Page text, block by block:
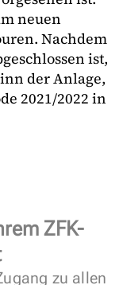
neuen
Nachdem
ist,
der Anlage,
2021/2022 in
ZFK-
zu allen